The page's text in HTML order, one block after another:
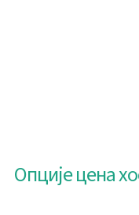
Опције цена